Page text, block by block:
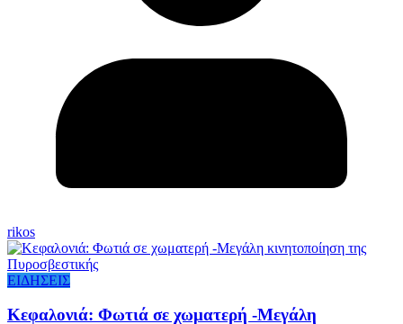
rikos
ΕΙΔΗΣΕΙΣ
Κεφαλονιά: Φωτιά σε χωματερή -Μεγάλη